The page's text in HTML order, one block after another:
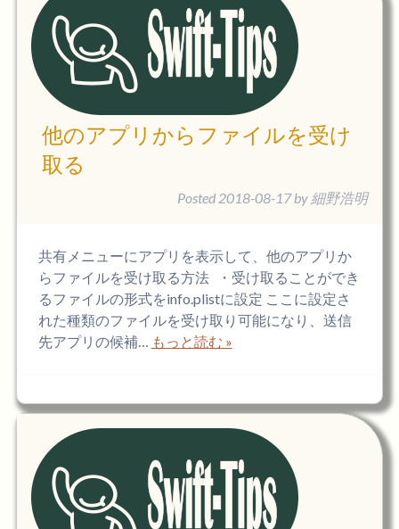
他のアプリからファイルを受け
取る
Posted 2018-08-17by 細野浩明
共有メニューにアプリを表示して、他のアプリか
らファイルを受け取る方法 ・受け取ることができ
るファイルの形式をinfo.plistに設定 ここに設定さ
れた種類のファイルを受け取り可能になり、送信
先アプリの候補… もっと読む »